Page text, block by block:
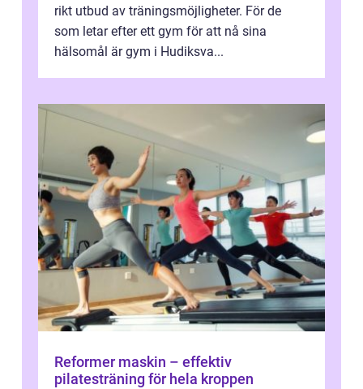
rikt utbud av träningsmöjligheter. För de
som letar efter ett gym för att nå sina
hälsomål är gym i Hudiksva...
Reformer maskin – effektiv
pilatesträning för hela kroppen